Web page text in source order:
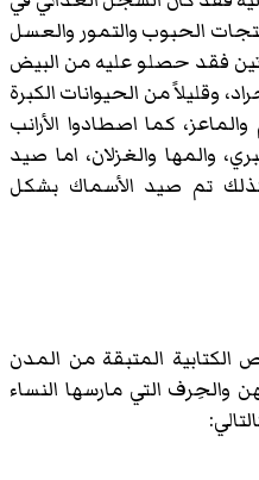
الحبوب والتمور والعسل
فقد حصلو عليه من البيض
وقليلاً من الحيوانات الكبرة
كما اصطادوا الأرانب
والمها والغزلان، اما صيد
تم صيد الأسماك بشكل
الكتابية المتبقة من المدن
والحِرف التي مارسها النساء